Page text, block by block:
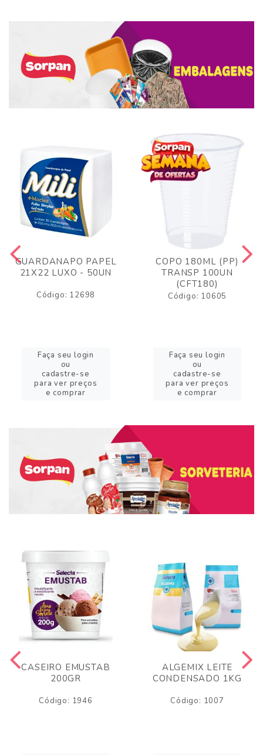
GUARDANAPO PAPEL
21X22 LUXO - 50UN
Código: 12698
Faça seu login
ou
cadastre-se
para ver preços
e comprar
COPO 180ML (PP)
TRANSP 100UN
(CFT180)
Código: 10605
Faça seu login
ou
cadastre-se
para ver preços
e comprar
CASEIRO EMUSTAB
200GR
Código: 1946
ALGEMIX LEITE
CONDENSADO 1KG
Código: 1007